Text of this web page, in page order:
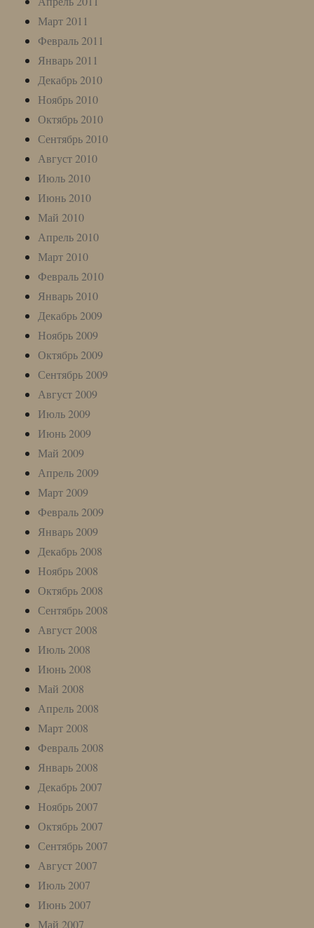
Март 2011
Февраль 2011
Январь 2011
Декабрь 2010
Ноябрь 2010
Октябрь 2010
Сентябрь 2010
Август 2010
Июль 2010
Июнь 2010
Май 2010
Апрель 2010
Март 2010
Февраль 2010
Январь 2010
Декабрь 2009
Ноябрь 2009
Октябрь 2009
Сентябрь 2009
Август 2009
Июль 2009
Июнь 2009
Май 2009
Апрель 2009
Март 2009
Февраль 2009
Январь 2009
Декабрь 2008
Ноябрь 2008
Октябрь 2008
Сентябрь 2008
Август 2008
Июль 2008
Июнь 2008
Май 2008
Апрель 2008
Март 2008
Февраль 2008
Январь 2008
Декабрь 2007
Ноябрь 2007
Октябрь 2007
Сентябрь 2007
Август 2007
Июль 2007
Июнь 2007
Май 2007